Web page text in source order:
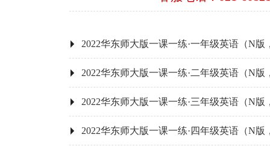
2022华东师大版一课一练·一年级英语（N版
2022华东师大版一课一练·二年级英语（N版
2022华东师大版一课一练·三年级英语（N版
2022华东师大版一课一练·四年级英语（N版